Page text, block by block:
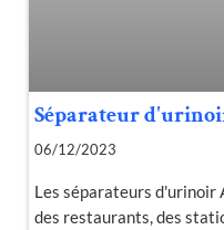
Séparateur
06/12/2023
Les séparateurs d'urinoir
des restaurants, des